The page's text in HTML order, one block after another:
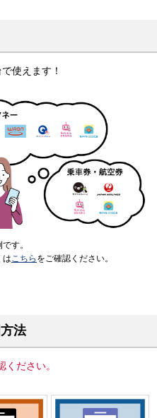
使えます！
す。
はこちら をご確認ください。
法
ください。